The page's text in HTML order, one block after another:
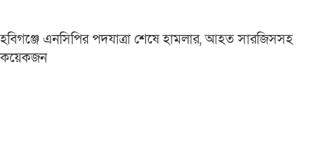
হবিগঞ্জে এনসিপির পদযাত্রা শেষে হামলার, আহত সারজিসসহ
কয়েকজন